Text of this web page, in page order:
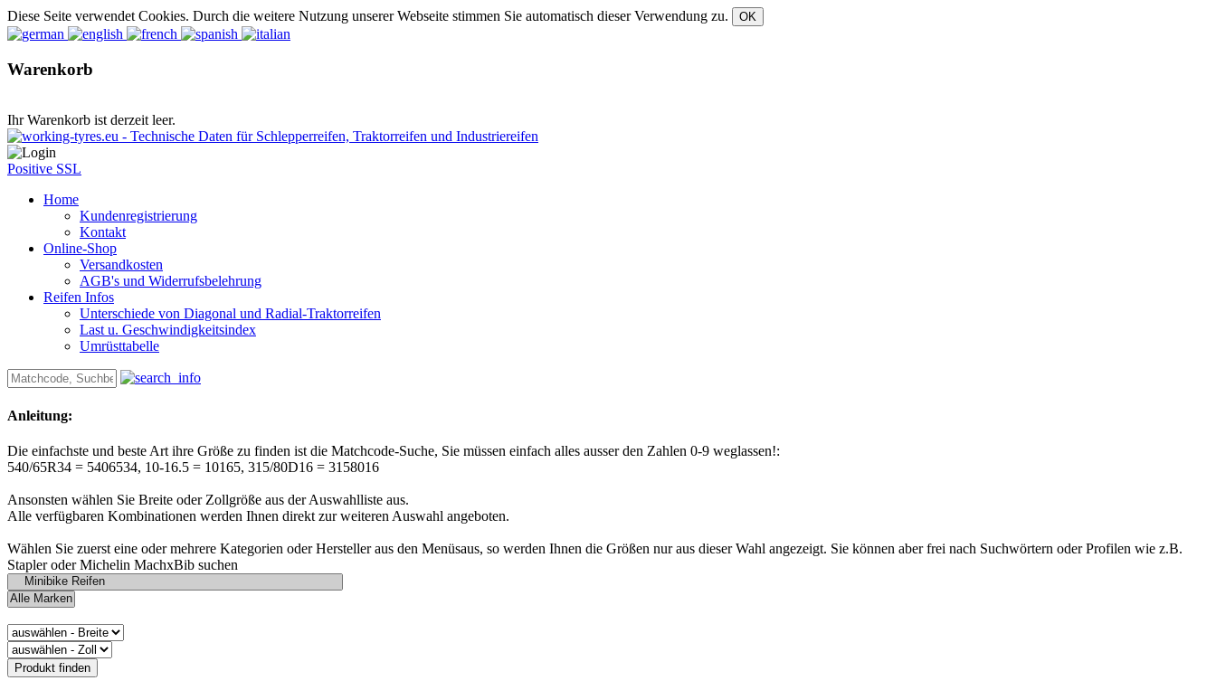
Diese Seite verwendet Cookies. Durch die weitere Nutzung unserer Webseite stimmen Sie automatisch dieser Verwendung zu.
Warenkorb
Ihr Warenkorb ist derzeit leer.
Positive SSL
Home
Kundenregistrierung
Kontakt
Online-Shop
Versandkosten
AGB's und Widerrufsbelehrung
Reifen Infos
Unterschiede von Diagonal und Radial-Traktorreifen
Last u. Geschwindigkeitsindex
Umrüsttabelle
Anleitung:
Die einfachste und beste Art ihre Größe zu finden ist die Matchcode-Suche, Sie müssen einfach alles ausser den Zahlen 0-9 weglassen!:
540/65R34 = 5406534, 10-16.5 = 10165, 315/80D16 = 3158016
Ansonsten wählen Sie Breite oder Zollgröße aus der Auswahlliste aus.
Alle verfügbaren Kombinationen werden Ihnen direkt zur weiteren Auswahl angeboten.
Wählen Sie zuerst eine oder mehrere Kategorien oder Hersteller aus den Menüsaus, so werden Ihnen die Größen nur aus dieser Wahl angezeigt. Sie können aber frei nach Suchwörtern oder Profilen wie z.B.
Stapler oder Michelin MachxBib suchen